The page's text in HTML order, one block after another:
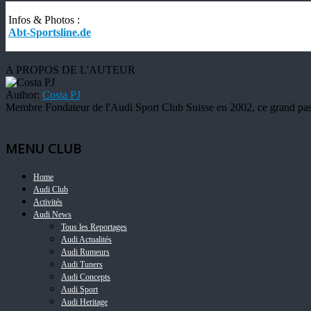
Infos & Photos :
Abt-Sportsline.de
A PROPOS DE L'AUTEUR
Author: Costa PJ
Membre Fondateur de l'Audi Sport Club Suisse en 2002, ce grand
MENU CLUB
Home
Audi Club
Activités
Audi News
Tous les Reportages
Audi Actualités
Audi Rumeurs
Audi Tuners
Audi Concepts
Audi Sport
Audi Heritage